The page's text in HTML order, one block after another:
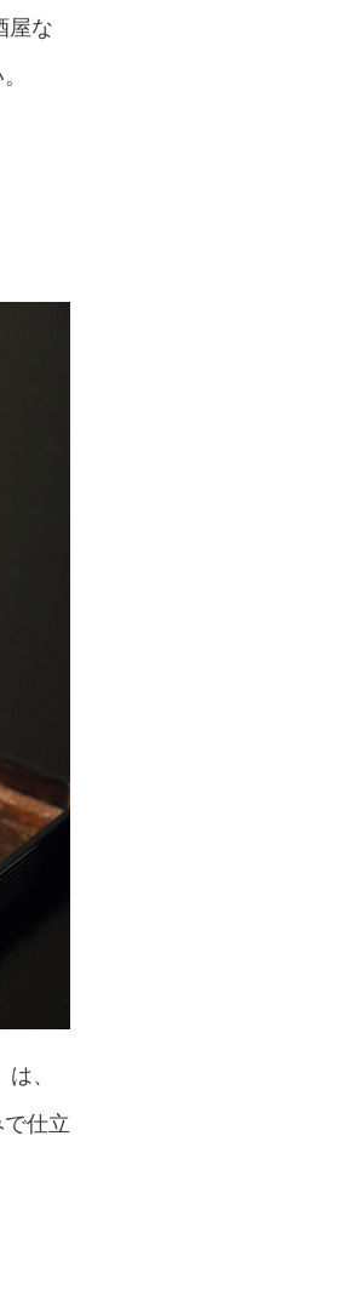
屋な
、
仕立